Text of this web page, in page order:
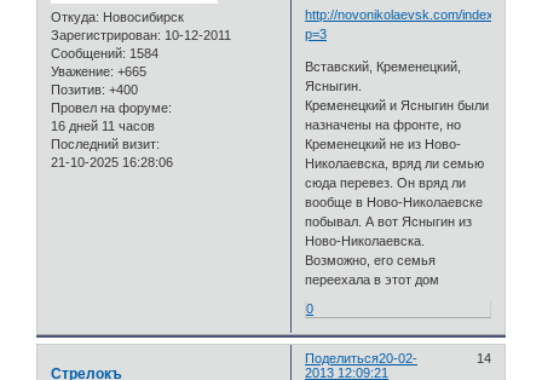
Откуда: Новосибирск
Зарегистрирован: 10-12-2011
Сообщений: 1584
Уважение: +665
Позитив: +400
Провел на форуме:
16 дней 11 часов
Последний визит:
21-10-2025 16:28:06
http://novonikolaevsk.com/index.php?
p=3
Вставский, Кременецкий,
Ясныгин.
Кременецкий и Ясныгин были
назначены на фронте, но
Кременецкий не из Ново-
Николаевска, вряд ли семью
сюда перевез. Он вряд ли
вообще в Ново-Николаевске
побывал. А вот Ясныгин из
Ново-Николаевска.
Возможно, его семья
переехала в этот дом
0
Поделиться 14
20-02-
2013 12:09:21
Стрелокъ